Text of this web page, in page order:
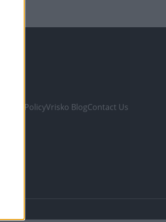
Privacy PolicyVrisko BlogContact Us